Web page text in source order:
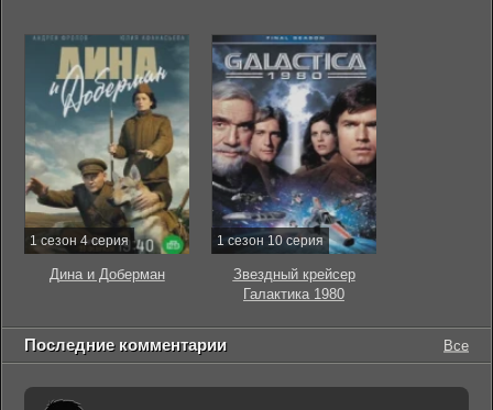
1 сезон 4 серия
Дина и Доберман
1 сезон 10 серия
Звездный крейсер
Галактика 1980
Последние комментарии Все